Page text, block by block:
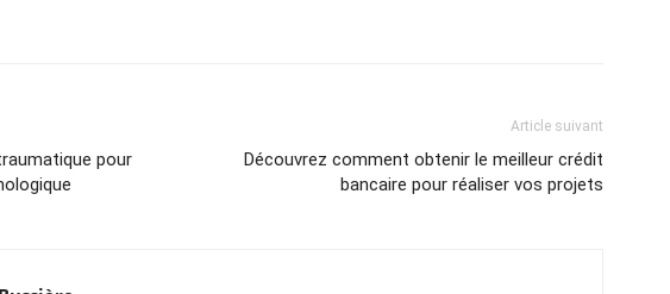
pour
Article suivant
Découvrez comment obtenir le meilleur crédit
bancaire pour réaliser vos projets